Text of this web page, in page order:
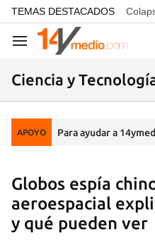
common.go-to-content
TEMAS DESTACADOS
Navegación
Ciencia y
APOYO Para ayudar a
Globos espía
aeroespacial
y qué pueden ver